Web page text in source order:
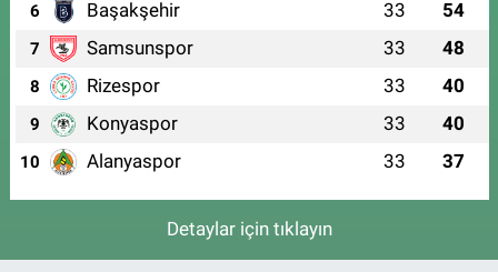
6 Başakşehir 33 54
7 Samsunspor 33 48
8 Rizespor 33 40
9 Konyaspor 33 40
10 Alanyaspor 33 37
Detaylar için tıklayın